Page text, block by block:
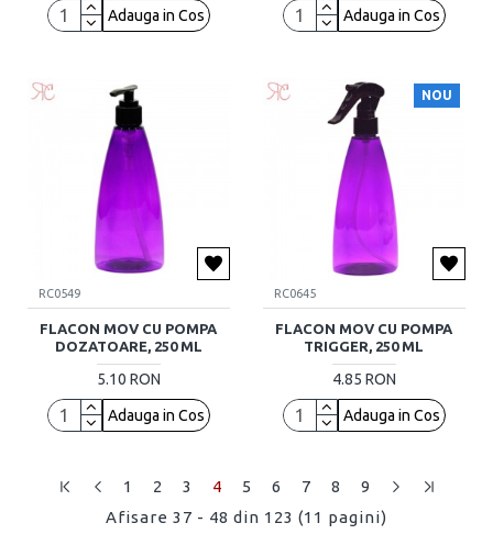
Adauga in Cos Adauga in Cos
RC0549
FLACON MOV CU POMPA
DOZATOARE, 250 ML
5.10 RON
Adauga in Cos
NOU
RC0645
FLACON MOV CU POMPA
TRIGGER, 250 ML
4.85 RON
Adauga in Cos
1 2 3 4 5 6 7 8
9
Afisare 37 - 48 din 123 (11 pagini)